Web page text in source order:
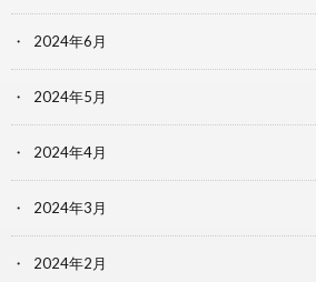
2024年6月
2024年5月
2024年4月
2024年3月
2024年2月